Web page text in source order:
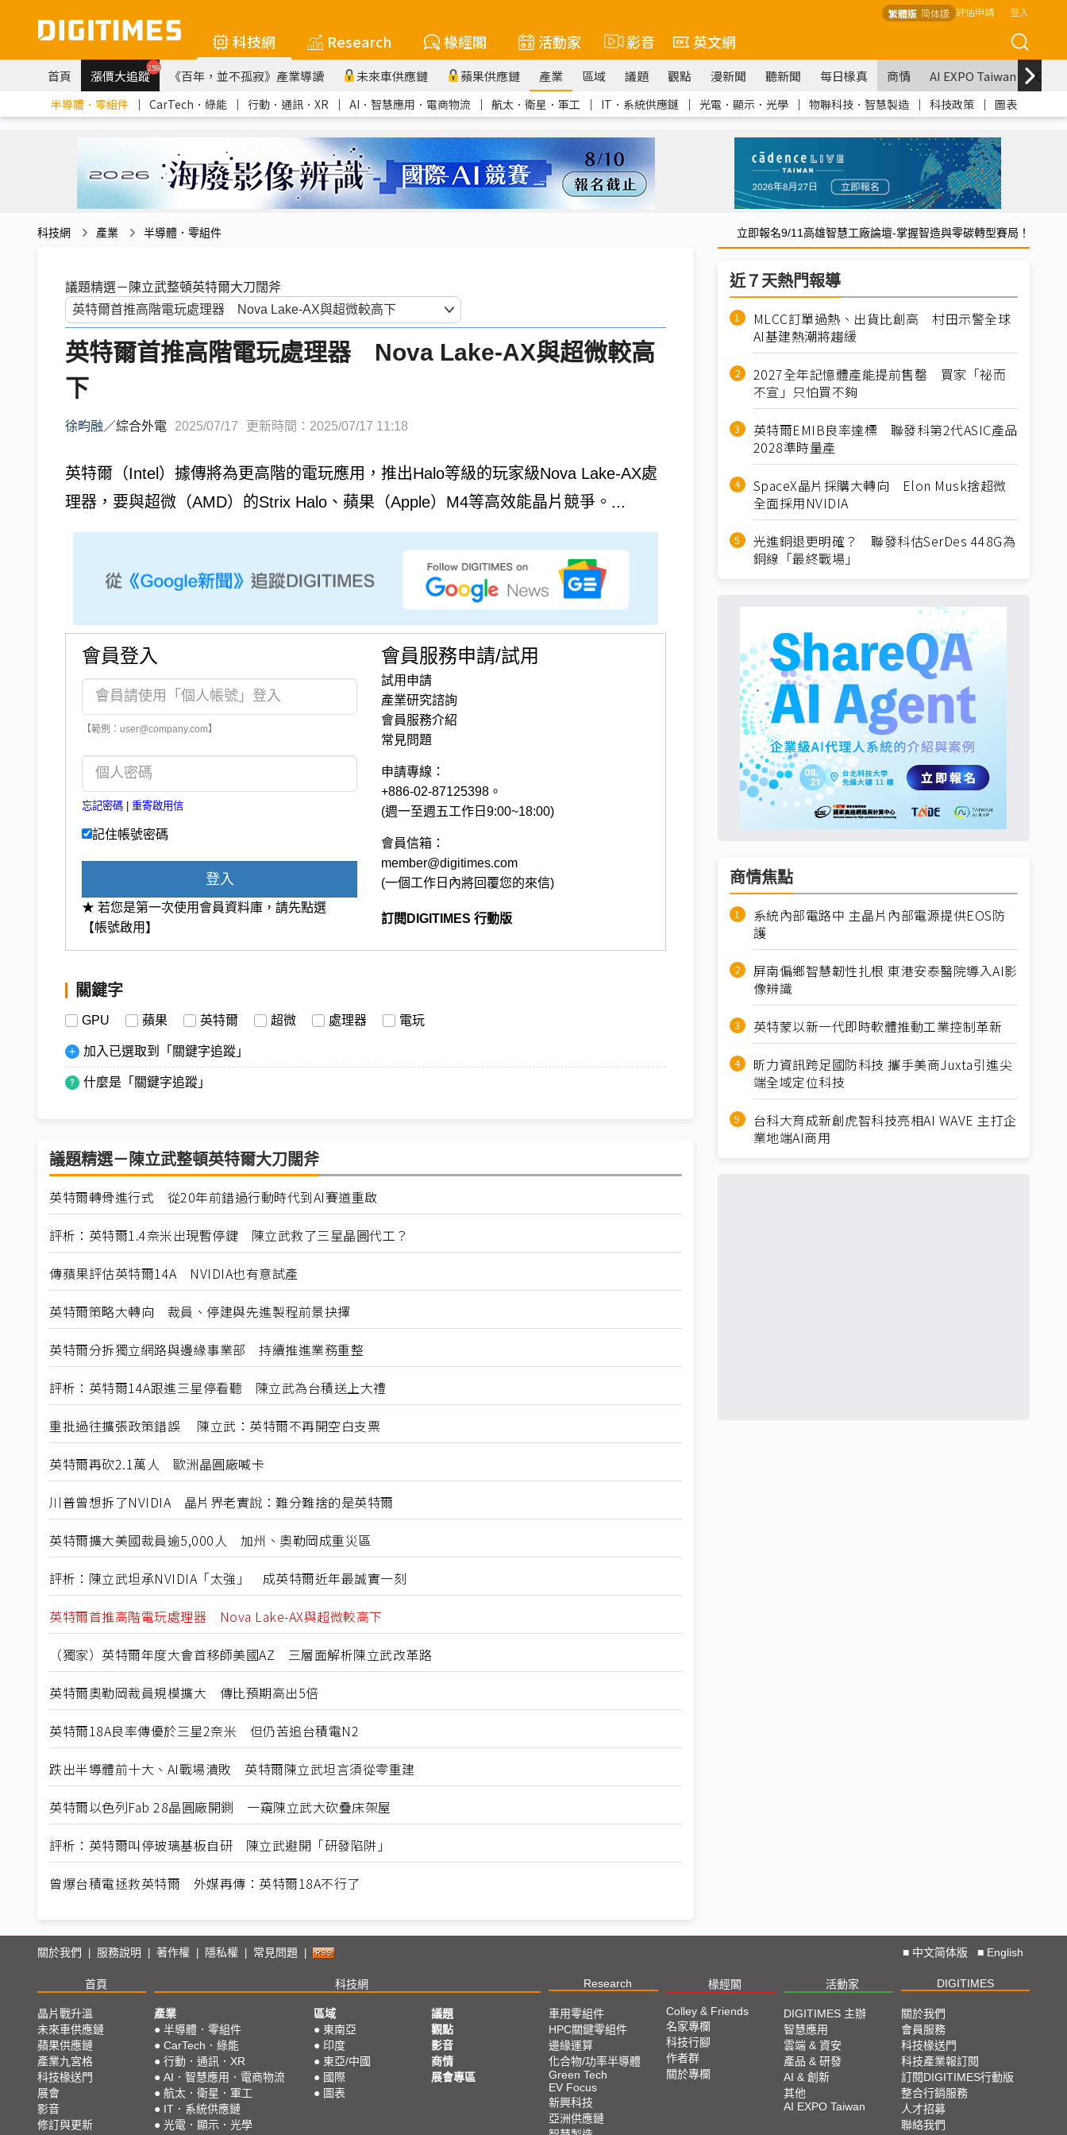
繁體版 简体版 評估申請 登入
科技網 Research 椽經閣 活動家 影音 英文網
首頁 漲價大追蹤259 《百年，並不孤寂》產業導讀 未來車供應鏈 蘋果供應鏈 產業 區域 議題 觀點 漫新聞 聽新聞 每日椽真 商情 AI EXPO Taiwan
半導體．零組件 ｜ CarTech．綠能 ｜ 行動．通訊．XR ｜ AI．智慧應用．電商物流 ｜ 航太．衛星．軍工 ｜ IT．系統供應鏈 ｜ 光電．顯示．光學 ｜ 物聯科技．智慧製造 ｜ 科技政策 ｜ 圖表
科技網 產業 半導體．零組件 立即報名9/11高雄智慧工廠論壇-掌握智造與零碳轉型賽局！
議題精選－陳立武整頓英特爾大刀闊斧
英特爾首推高階電玩處理器 Nova Lake-AX與超微較高
下
徐畇融 ／綜合外電 2025/07/17 更新時間：2025/07/17 11:18
英特爾（Intel）據傳將為更高階的電玩應用，推出Halo等級的玩家級Nova Lake-AX處
理器，要與超微（AMD）的Strix Halo、蘋果（Apple）M4等高效能晶片競爭。...
會員登入
【範例：user@company.com】
忘記密碼 重寄啟用信
記住帳號密碼
登入
★ 若您是第一次使用會員資料庫，請先點選
【帳號啟用】
會員服務申請/試用
試用申請
產業研究諮詢
會員服務介紹
常見問題
申請專線：
+886-02-87125398。
(週一至週五工作日9:00~18:00)
會員信箱：
member@digitimes.com
(一個工作日內將回覆您的來信)
訂閱DIGITIMES 行動版
關鍵字
GPU 蘋果 英特爾 超微 處理器 電玩
加入已選取到「關鍵字追蹤」
什麼是「關鍵字追蹤」
議題精選－陳立武整頓英特爾大刀闊斧
英特爾轉骨進行式 從20年前錯過行動時代到AI賽道重啟
評析：英特爾1.4奈米出現暫停鍵 陳立武救了三星晶圓代工？
傳蘋果評估英特爾14A NVIDIA也有意試產
英特爾策略大轉向 裁員、停建與先進製程前景抉擇
英特爾分拆獨立網路與邊緣事業部 持續推進業務重整
評析：英特爾14A跟進三星停看聽 陳立武為台積送上大禮
重批過往擴張政策錯誤 陳立武：英特爾不再開空白支票
英特爾再砍2.1萬人 歐洲晶圓廠喊卡
川普曾想拆了NVIDIA 晶片界老實說：難分難捨的是英特爾
英特爾擴大美國裁員逾5,000人 加州、奧勒岡成重災區
評析：陳立武坦承NVIDIA「太強」 成英特爾近年最誠實一刻
英特爾首推高階電玩處理器 Nova Lake-AX與超微較高下
（獨家）英特爾年度大會首移師美國AZ 三層面解析陳立武改革路
英特爾奧勒岡裁員規模擴大 傳比預期高出5倍
英特爾18A良率傳優於三星2奈米 但仍苦追台積電N2
跌出半導體前十大、AI戰場潰敗 英特爾陳立武坦言須從零重建
英特爾以色列Fab 28晶圓廠開鍘 一窺陳立武大砍疊床架屋
評析：英特爾叫停玻璃基板自研 陳立武避開「研發陷阱」
曾爆台積電拯救英特爾 外媒再傳：英特爾18A不行了
近７天熱門報導
MLCC訂單過熱、出貨比創高 村田示警全球
AI基建熱潮將趨緩
2027全年記憶體產能提前售罄 買家「祕而
不宣」只怕買不夠
英特爾EMIB良率達標 聯發科第2代ASIC產品
2028準時量產
SpaceX晶片採購大轉向 Elon Musk捨超微
全面採用NVIDIA
光進銅退更明確？ 聯發科估SerDes 448G為
銅線「最終戰場」
商情焦點
系統內部電路中 主晶片內部電源提供EOS防
護
屏南偏鄉智慧韌性扎根 東港安泰醫院導入AI影
像辨識
英特蒙以新一代即時軟體推動工業控制革新
昕力資訊跨足國防科技 攜手美商Juxta引進尖
端全域定位科技
台科大育成新創虎智科技亮相AI WAVE 主打企
業地端AI商用
關於我們 服務說明 著作權 隱私權 常見問題 ■ 中文简体版 ■ English
首頁 科技網 Research 椽經閣 活動家 DIGITIMES
晶片戰升溫
未來車供應鏈
蘋果供應鏈
產業九宮格
科技椽送門
展會
影音
修訂與更新
產業
● 半導體．零組件
● CarTech．綠能
● 行動．通訊．XR
● AI．智慧應用．電商物流
● 航太．衛星．軍工
● IT．系統供應鏈
● 光電．顯示．光學
區域
● 東南亞
● 印度
● 東亞/中國
● 國際
● 圖表
議題
觀點
影音
商情
展會專區
車用零組件
HPC關鍵零組件
邊緣運算
化合物/功率半導體
Green Tech
EV Focus
新興科技
亞洲供應鏈
Colley & Friends
名家專欄
科技行腳
作者群
關於專欄
DIGITIMES 主辦
智慧應用
雲端 & 資安
產品 & 研發
AI & 創新
其他
AI EXPO Taiwan
關於我們
會員服務
科技椽送門
科技產業報訂閱
訂閱DIGITIMES行動版
整合行銷服務
人才招募
聯絡我們